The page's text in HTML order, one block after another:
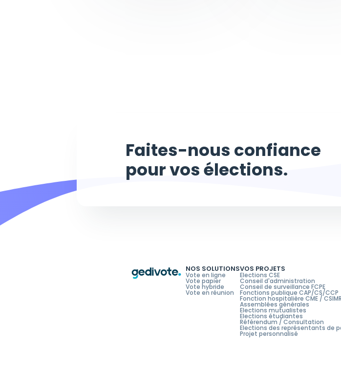
Faites-nous confiance
pour vos élections.
NOS SOLUTIONS
Vote en ligne
Vote papier
Vote hybride
Vote en réunion
VOS PROJETS
Elections CSE
Conseil d'administration
Conseil de surveillance FCPE
Fonctions publique CAP/CS/CCP
Fonction hospitalière CME /
Assemblées générales
Elections mutualistes
Elections étudiantes
Référendum / Consultation
Elections des représentants de
Projet personnalisé